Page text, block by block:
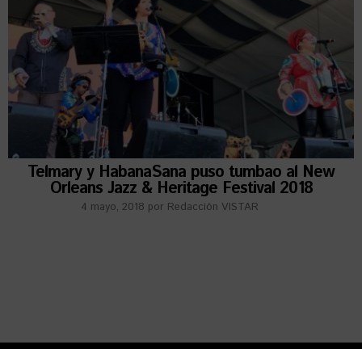
Telmary y HabanaSana puso tumbao al New
Orleans Jazz & Heritage Festival 2018
4 mayo, 2018 por Redacción VISTAR